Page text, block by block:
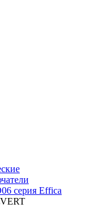
серия Effica